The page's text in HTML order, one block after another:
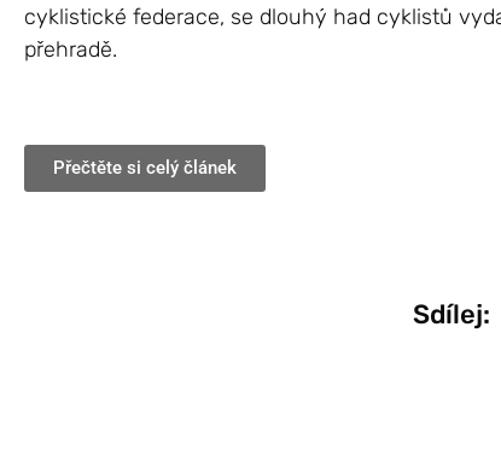
cyklistické federace, se dlouhý had cyklistů
přehradě.
Přečtěte si celý článek
Sdílej: